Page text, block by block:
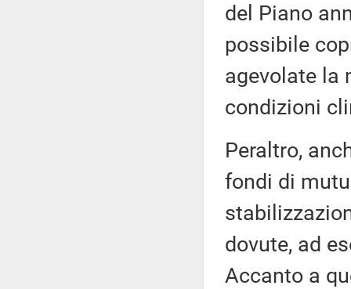
del Piano
possibile
agevolate la
condizioni
Peraltro,
fondi di
dovute, ad
Accanto a